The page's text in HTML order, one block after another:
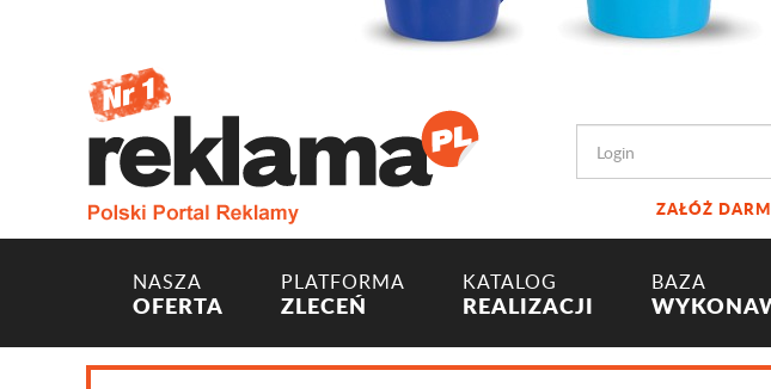
ZAŁÓŻ
NASZA
OFERTA
PLATFORMA
ZLECEŃ
KATALOG
REALIZACJI
BAZA